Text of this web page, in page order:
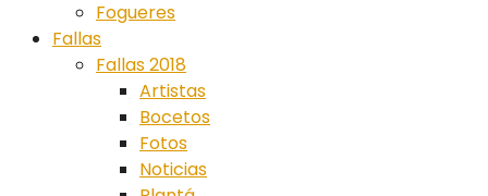
Fogueres
Fallas
Fallas 2018
Artistas
Bocetos
Fotos
Noticias